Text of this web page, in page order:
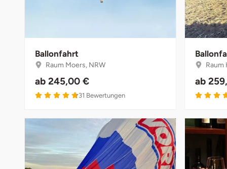
Ballonfahrt
Raum Moers, NRW
ab 245,00 €
4.7 von 5
31 Bewertungen
Raum
ab
Haßfurt
Heidelberg
Heilbronn